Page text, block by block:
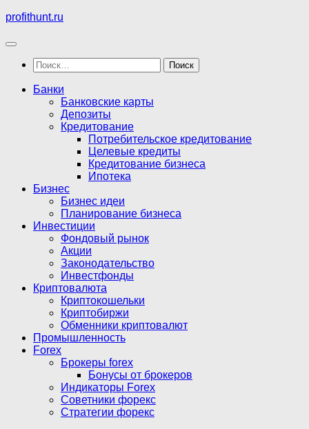
Перейти
содержимому
profithunt.ru
Найти:
Банки
Банковские карты
Депозиты
Кредитование
Потребительское кредитование
Целевые кредиты
Кредитование бизнеса
Ипотека
Бизнес
Бизнес идеи
Планирование бизнеса
Инвестиции
Фондовый рынок
Акции
Законодательство
Инвестфонды
Криптовалюта
Криптокошельки
Криптобиржи
Обменники криптовалют
Промышленность
Forex
Брокеры forex
Бонусы от брокеров
Индикаторы Forex
Советники форекс
Стратегии форекс